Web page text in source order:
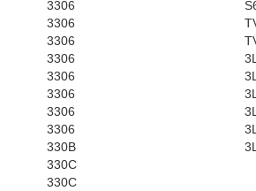
3306
3306
3306
3306
3306
3306
3306
3306
330B
330C
330C